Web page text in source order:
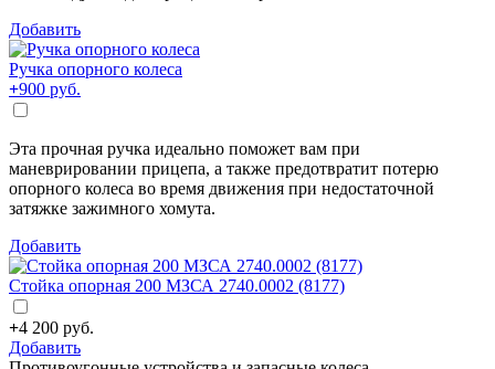
Добавить
Ручка опорного колеса
+900 руб.
Эта прочная ручка идеально поможет вам при
маневрировании прицепа, а также предотвратит потерю
опорного колеса во время движения при недостаточной
затяжке зажимного хомута.
Добавить
Стойка опорная 200 МЗСА 2740.0002 (8177)
+4 200 руб.
Добавить